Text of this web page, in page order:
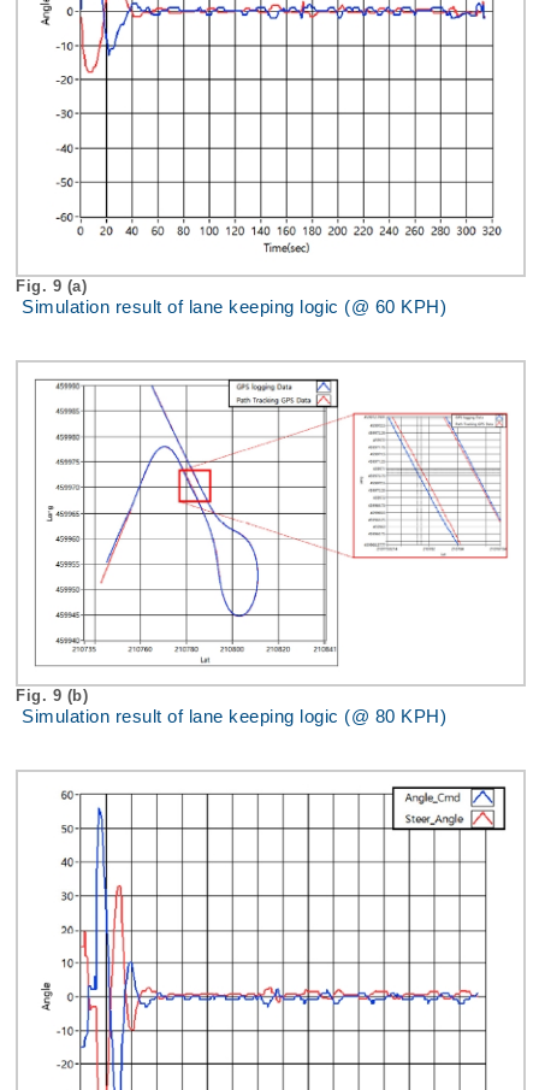
Fig. 9 (a)
Simulation result of lane keeping logic (@ 60 KPH)
Fig. 9 (b)
Simulation result of lane keeping logic (@ 80 KPH)